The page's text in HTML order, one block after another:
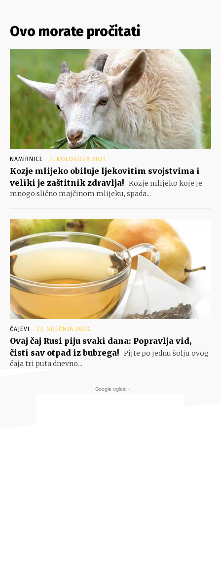
Ovo morate pročitati
NAMIRNICE 7. KOLOVOZA 2021.
Kozje mlijeko obiluje ljekovitim svojstvima i
veliki je zaštitnik zdravlja! Kozje mlijeko koje je
mnogo slično majčinom mlijeku, spada...
ČAJEVI 27. SIJEČNJA 2023.
Ovaj čaj Rusi piju svaki dana: Popravlja vid,
čisti sav otpad iz bubrega! Pijte po jednu šolju ovog
čaja tri puta dnevno...
- Google oglasi -